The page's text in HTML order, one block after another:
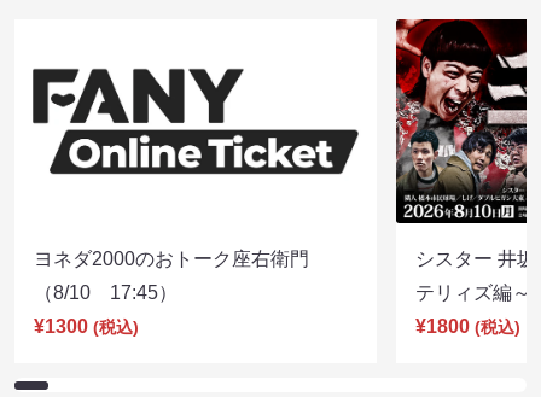
ヨネダ2000のおトーク座右衛門
（8/10 17:45）
¥1300 (税込)
シスター 井
テリィズ編
¥1800 (税込)